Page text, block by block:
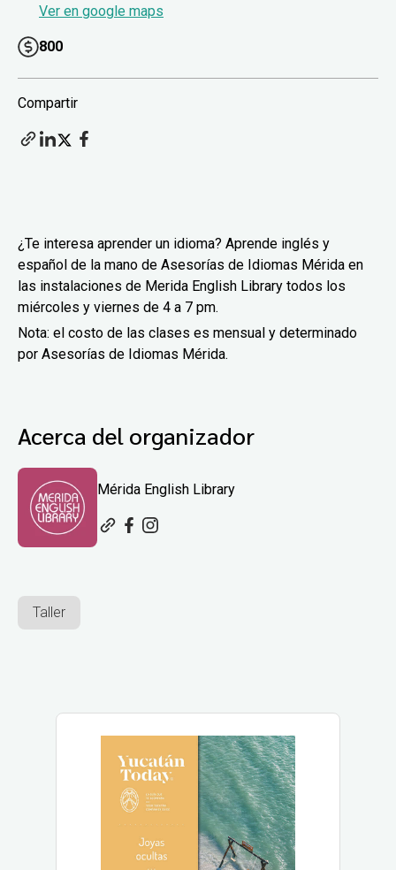
Ver en google maps
800
Compartir
¿Te interesa aprender un idioma? Aprende inglés y
español de la mano de Asesorías de Idiomas Mérida en
las instalaciones de Merida English Library todos los
miércoles y viernes de 4 a 7 pm.
Nota: el costo de las clases es mensual y determinado
por Asesorías de Idiomas Mérida.
Acerca del organizador
Mérida English Library
Taller